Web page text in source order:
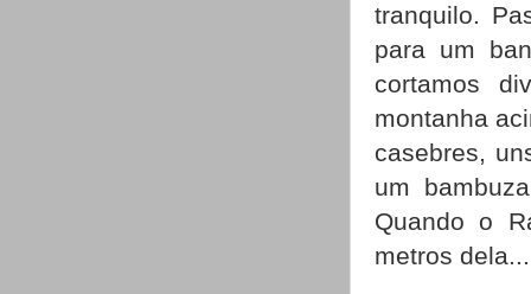
tranquilo.
para um
cortamos
montanha
casebres,
um
Quando o
metros dela...